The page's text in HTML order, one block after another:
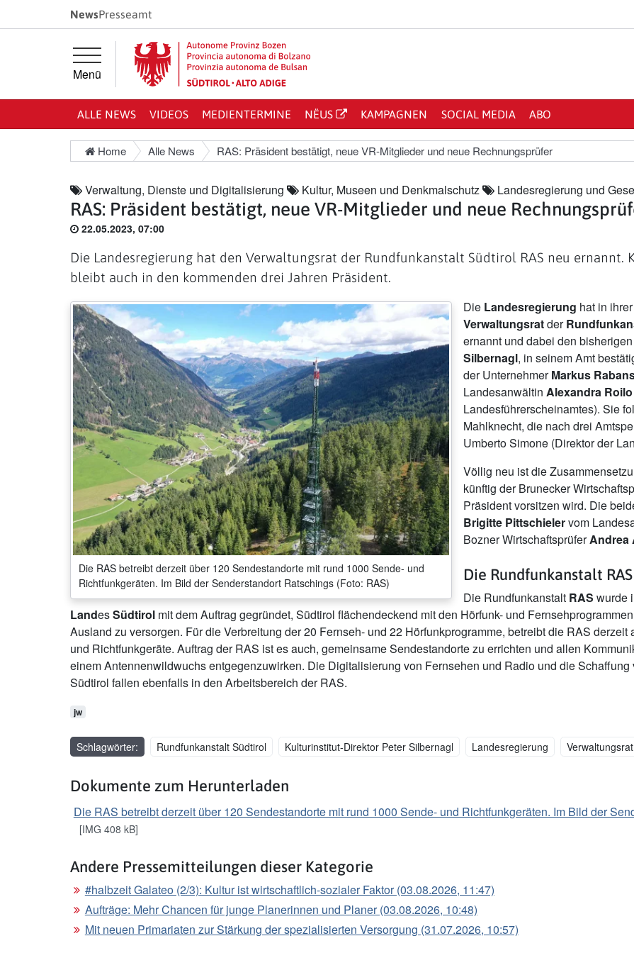
Springe direkt zur Hauptnavigation
Springe direkt zum Inhalt
NewsPresseamt
Menü
ALLE NEWS VIDEOS MEDIENTERMINE NËUS KAMPAGNEN SOCIAL MEDIA ABO
Home Alle News RAS: Präsident bestätigt, neue VR-Mitglieder und neue Rechnungsprüfer
Verwaltung, Dienste und Digitalisierung Kultur, Museen und Denkmalschutz Landesregierung und
RAS: Präsident bestätigt, neue VR-Mitglieder und neue
22.05.2023, 07:00
Die Landesregierung hat den Verwaltungsrat der Rundfunkanstalt Südtirol RAS neu
bleibt auch in den kommenden drei Jahren Präsident.
Die RAS betreibt derzeit über 120 Sendestandorte mit rund 1000 Sende- und
Richtfunkgeräten. Im Bild der Senderstandort Ratschings (Foto: RAS)
Die Landesregierung hat in
Verwaltungsratder
ernannt und dabei den
Silbernagl, in seinem Amt
der UnternehmerMarkus
Landesanwältin Alexandra Roilo
Landesführerscheinamtes). Sie
Mahlknecht, die nach drei
Umberto Simone (Direktor der
Völlig neu ist die
künftig der Brunecker
Präsident vorsitzen wird. Die
Brigitte Pittschielervom
Bozner WirtschaftsprüferAndrea
Die Rundfunkanstalt RAS
Die Rundfunkanstalt RAS wurde
LandesSüdtirol mit dem Auftrag gegründet, Südtirol flächendeckend mit den Hörfunk- und
Ausland zu versorgen. Für die Verbreitung der 20 Fernseh- und 22 Hörfunkprogramme, betreibt die RAS derzeit
und Richtfunkgeräte. Auftrag der RAS ist es auch, gemeinsame Sendestandorte zu errichten und allen
einem Antennenwildwuchs entgegenzuwirken. Die Digitalisierung von Fernsehen und Radio und die
Südtirol fallen ebenfalls in den Arbeitsbereich der RAS.
jw
Schlagwörter: Rundfunkanstalt Südtirol Kulturinstitut-Direktor Peter Silbernagl Landesregierung Verwaltungsrat
Dokumente zum Herunterladen
Die RAS betreibt derzeit über 120 Sendestandorte mit rund 1000 Sende- und Richtfunkgeräten. Im Bild der
[IMG 408 kB]
Andere Pressemitteilungen dieser Kategorie
#halbzeit Galateo (2/3): Kultur ist wirtschaftlich-sozialer Faktor (03.08.2026, 11:47)
Aufträge: Mehr Chancen für junge Planerinnen und Planer (03.08.2026, 10:48)
Mit neuen Primariaten zur Stärkung der spezialisierten Versorgung (31.07.2026, 10:57)